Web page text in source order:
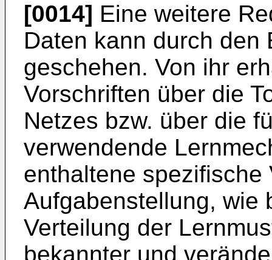
[0014] Eine weitere
Daten kann durch den
geschehen. Von ihr
Vorschriften über die
Netzes bzw. über die
verwendende
enthaltene spezifische
Aufgabenstellung, wie
Verteilung der
bekannter und